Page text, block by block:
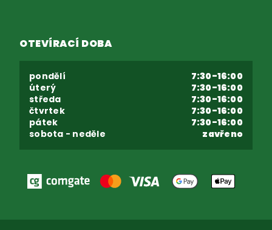
OTEVÍRACÍ DOBA
pondělí
7:30-16:00
úterý
7:30-16:00
středa
7:30-16:00
čtvrtek
7:30-16:00
pátek
7:30-16:00
sobota - neděle
zavřeno